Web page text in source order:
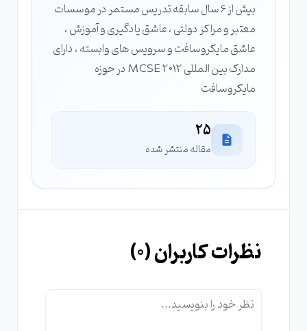
بیش از 6 سال سابقه تدریس مستمر در موسسات
معتبر و مراکز دولتی ، عاشق یادگیری و آموزش ،
عاشق مایکروسافت و سرویس های وابسته ، دارای
مدارک بین المللی MCSE 2012 در حوزه
مایکروسافت
25
مقاله منتشر شده
نظرات کاربران (0
)